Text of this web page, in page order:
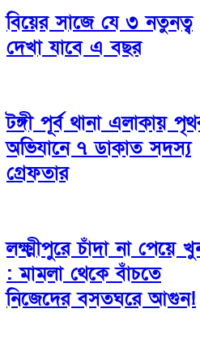
বিয়ের সাজে যে ৩ নতুনত্ব
দেখা যাবে এ বছর
টঙ্গী পূর্ব থানা এলাকায়
অভিযানে ৭ ডাকাত সদস্য
গ্রেফতার
লক্ষ্মীপুরে চাঁদা না পেয়ে
: মামলা থেকে বাঁচতে
নিজেদের বসতঘরে আগুন!